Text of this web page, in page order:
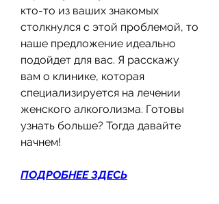
кто-то из ваших знакомых
столкнулся с этой проблемой, то
наше предложение идеально
подойдет для вас. Я расскажу
вам о клинике, которая
специализируется на лечении
женского алкоголизма. Готовы
узнать больше? Тогда давайте
начнем!
ПОДРОБНЕЕ ЗДЕСЬ